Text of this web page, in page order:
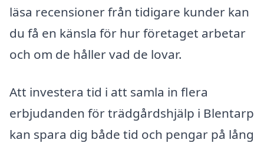
läsa recensioner från tidigare kunder kan
du få en känsla för hur företaget arbetar
och om de håller vad de lovar.
Att investera tid i att samla in flera
erbjudanden för trädgårdshjälp i Blentarp
kan spara dig både tid och pengar på lång